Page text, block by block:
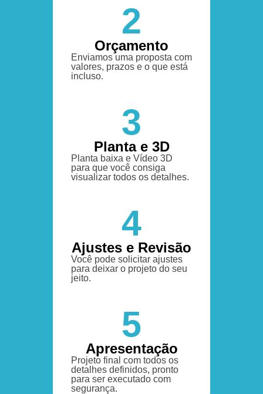
2
Orçamento
Enviamos uma proposta com
valores, prazos e o que está
incluso.
3
Planta e 3D
Planta baixa e Vídeo 3D
para que você consiga
visualizar todos os detalhes.
4
Ajustes e Revisão
Você pode solicitar ajustes
para deixar o projeto do seu
jeito.
5
Apresentação
Projeto final com todos os
detalhes definidos, pronto
para ser executado com
segurança.